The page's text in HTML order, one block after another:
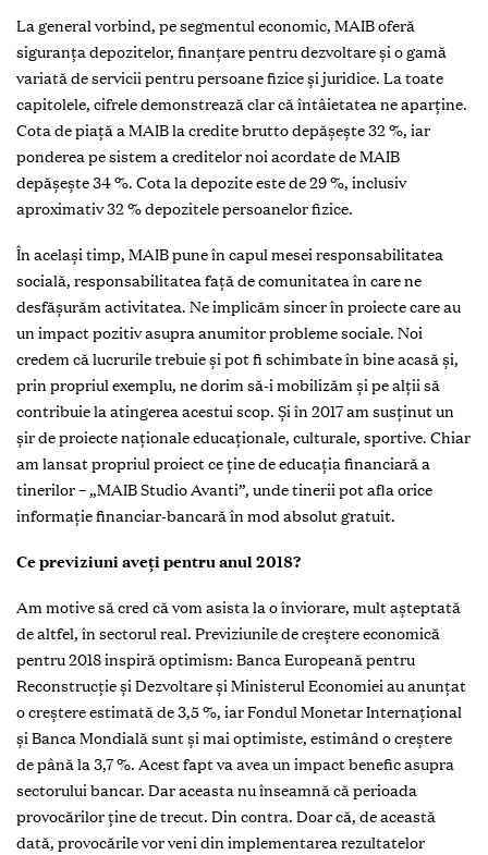
La general vorbind, pe segmentul economic, MAIB oferă
siguranţa depozitelor, finanţare pentru dezvoltare şi o gamă
variată de servicii pentru persoane fizice şi juridice. La toate
capitolele, cifrele demonstrează clar că întâietatea ne aparţine.
Cota de piaţă a MAIB la credite brutto depăşeşte 32 %, iar
ponderea pe sistem a creditelor noi acordate de MAIB
depăşeşte 34 %. Cota la depozite este de 29 %, inclusiv
aproximativ 32 % depozitele persoanelor fizice.
În acelaşi timp, MAIB pune în capul mesei responsabilitatea
socială, responsabilitatea faţă de comunitatea în care ne
desfăşurăm activitatea. Ne implicăm sincer în proiecte care au
un impact pozitiv asupra anumitor probleme sociale. Noi
credem că lucrurile trebuie şi pot fi schimbate în bine acasă şi,
prin propriul exemplu, ne dorim să-i mobilizăm şi pe alţii să
contribuie la atingerea acestui scop. Şi în 2017 am susţinut un
şir de proiecte naţionale educaţionale, culturale, sportive. Chiar
am lansat propriul proiect ce ţine de educaţia financiară a
tinerilor – „MAIB Studio Avanti”, unde tinerii pot afla orice
informaţie financiar-bancară în mod absolut gratuit.
Ce previziuni aveţi pentru anul 2018?
Am motive să cred că vom asista la o înviorare, mult aşteptată
de altfel, în sectorul real. Previziunile de creştere economică
pentru 2018 inspiră optimism: Banca Europeană pentru
Reconstrucţie şi Dezvoltare şi Ministerul Economiei au anunţat
o creştere estimată de 3,5 %, iar Fondul Monetar Internaţional
şi Banca Mondială sunt şi mai optimiste, estimând o creştere
de până la 3,7 %. Acest fapt va avea un impact benefic asupra
sectorului bancar. Dar aceasta nu înseamnă că perioada
provocărilor ţine de trecut. Din contra. Doar că, de această
dată, provocările vor veni din implementarea rezultatelor